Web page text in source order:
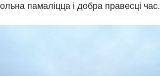
памаліцца і добра правесці час.